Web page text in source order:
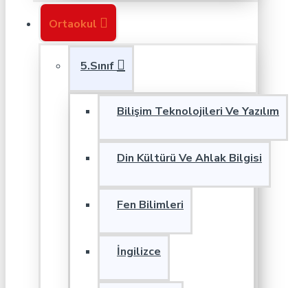
Ortaokul
5.Sınıf
Bilişim Teknolojileri Ve Yazılım
Din Kültürü Ve Ahlak Bilgisi
Fen Bilimleri
İngilizce